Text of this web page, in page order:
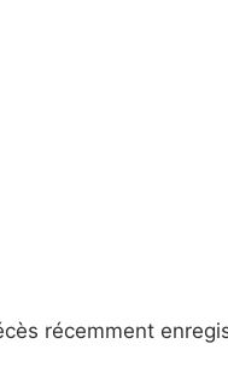
récemment